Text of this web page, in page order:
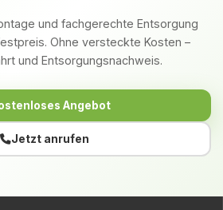
und fachgerechte Entsorgung
Ohne versteckte Kosten –
und Entsorgungsnachweis.
Angebot
Jetzt anrufen